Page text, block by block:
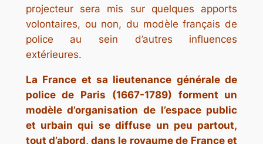
projecteur sera mis sur quelques apports
volontaires, ou non, du modèle français de
police au sein d’autres influences
extérieures.
La France et sa lieutenance générale de
police de Paris (1667-1789) forment un
modèle d’organisation de l’espace public
et urbain qui se diffuse un peu partout,
tout d’abord, dans le royaume de France et